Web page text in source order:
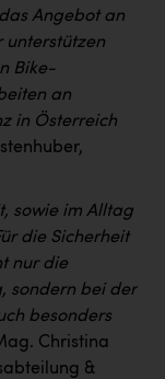
Angebot an
unterstützen
Bike-
an
in Österreich
sowie im Alltag
die Sicherheit
nur die
sondern bei der
besonders
Christina
&